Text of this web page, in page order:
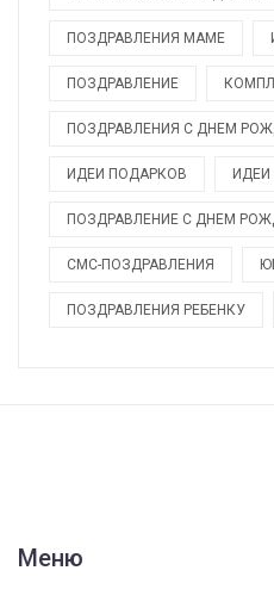
ПОЗДРАВЛЕНИЯ МАМЕ
ПОЗДРАВЛЕНИЕ
ПОЗДРАВЛЕНИЯ С ДНЕМ
ИДЕИ ПОДАРКОВ ИДЕИ
ПОЗДРАВЛЕНИЕ С ДНЕМ
СМС-ПОЗДРАВЛЕНИЯ
ПОЗДРАВЛЕНИЯ РЕБЕНКУ
Меню